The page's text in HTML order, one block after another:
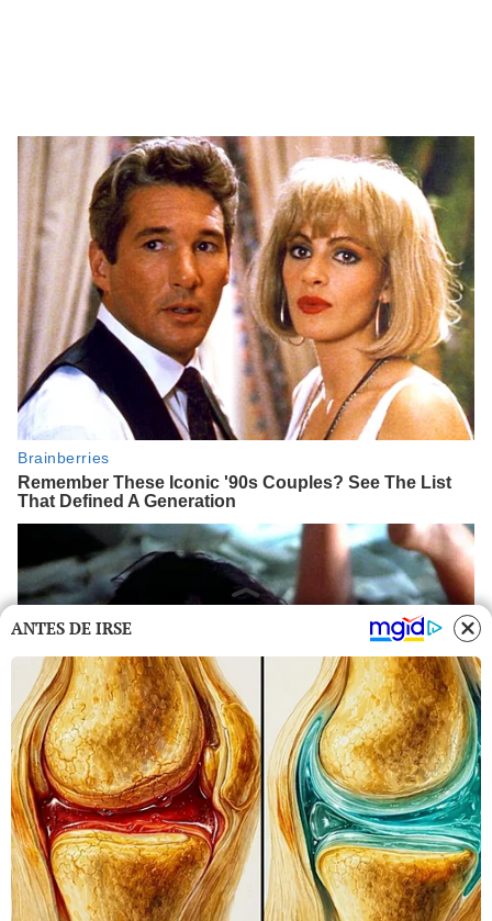
ANTES DE IRSE